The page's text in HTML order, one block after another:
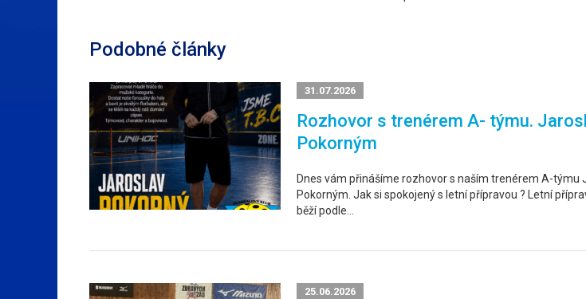
Podobné články
31.07.2026
Rozhovor s trenérem A- týmu.
Pokorným
Dnes vám přinášíme rozhovor s naším trenérem A-týmu
Pokorným. Jak si spokojený s letní přípravou ? Letní
běží podle…
25.06.2026